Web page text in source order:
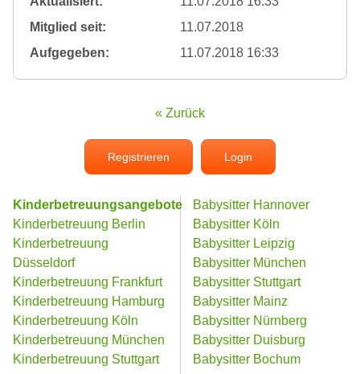
Mitglied seit:
11.07.2018
Aufgegeben:
11.07.2018 16:33
« Zurück
Registrieren Login
Kinderbetreuungsangebote
Kinderbetreuung Berlin
Kinderbetreuung
Düsseldorf
Kinderbetreuung Frankfurt
Kinderbetreuung Hamburg
Kinderbetreuung Köln
Kinderbetreuung München
Kinderbetreuung Stuttgart
Babysitter Hannover
Babysitter Köln
Babysitter Leipzig
Babysitter München
Babysitter Stuttgart
Babysitter Mainz
Babysitter Nürnberg
Babysitter Duisburg
Babysitter Bochum